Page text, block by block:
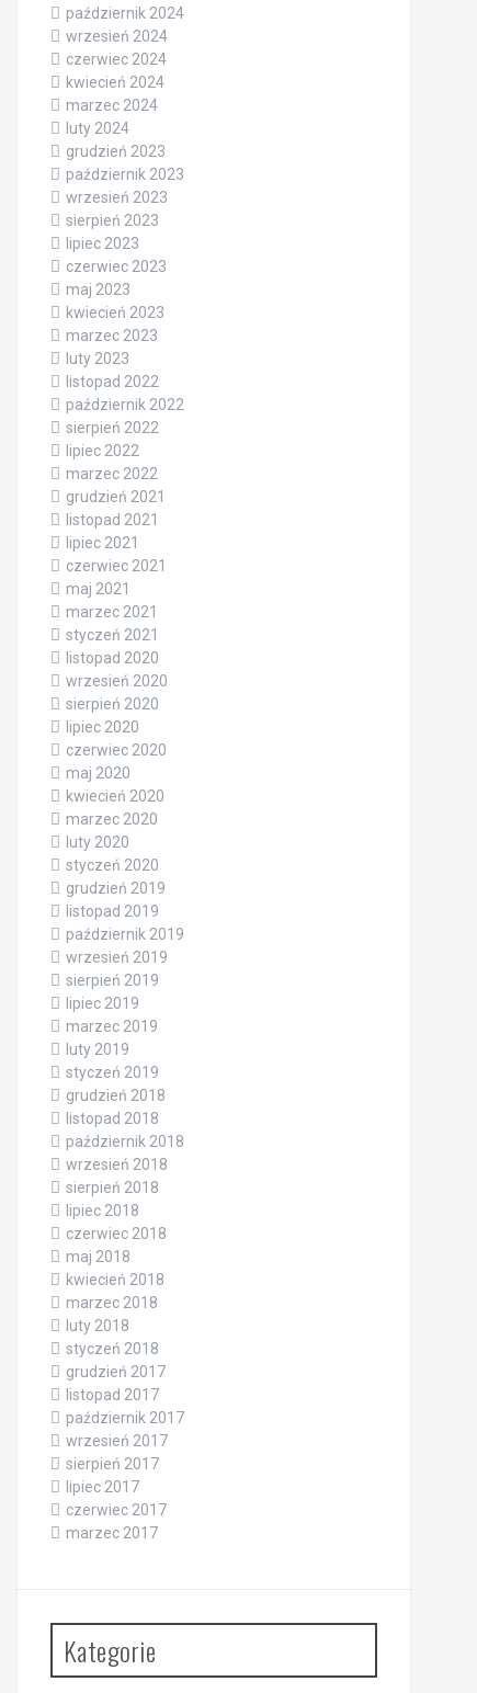
październik 2024
wrzesień 2024
czerwiec 2024
kwiecień 2024
marzec 2024
luty 2024
grudzień 2023
październik 2023
wrzesień 2023
sierpień 2023
lipiec 2023
czerwiec 2023
maj 2023
kwiecień 2023
marzec 2023
luty 2023
listopad 2022
październik 2022
sierpień 2022
lipiec 2022
marzec 2022
grudzień 2021
listopad 2021
lipiec 2021
czerwiec 2021
maj 2021
marzec 2021
styczeń 2021
listopad 2020
wrzesień 2020
sierpień 2020
lipiec 2020
czerwiec 2020
maj 2020
kwiecień 2020
marzec 2020
luty 2020
styczeń 2020
grudzień 2019
listopad 2019
październik 2019
wrzesień 2019
sierpień 2019
lipiec 2019
marzec 2019
luty 2019
styczeń 2019
grudzień 2018
listopad 2018
październik 2018
wrzesień 2018
sierpień 2018
lipiec 2018
czerwiec 2018
maj 2018
kwiecień 2018
marzec 2018
luty 2018
styczeń 2018
grudzień 2017
listopad 2017
październik 2017
wrzesień 2017
sierpień 2017
lipiec 2017
czerwiec 2017
marzec 2017
Kategorie